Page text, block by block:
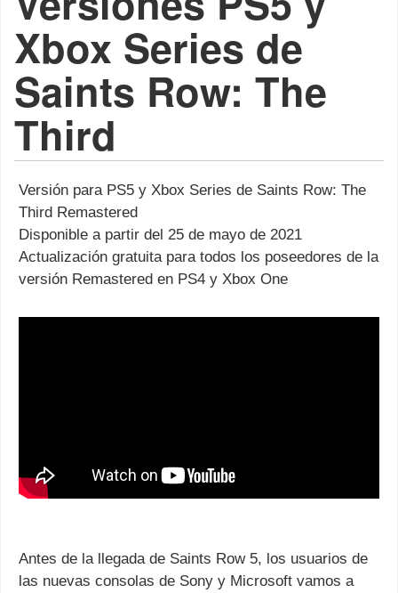
Xbox Series de
Saints Row: The
Third
Versión para PS5 y Xbox Series de Saints Row: The
Third Remastered
Disponible a partir del 25 de mayo de 2021
Actualización gratuita para todos los poseedores de la
versión Remastered en PS4 y Xbox One
Antes de la llegada de Saints Row 5, los usuarios de
las nuevas consolas de Sony y Microsoft vamos a